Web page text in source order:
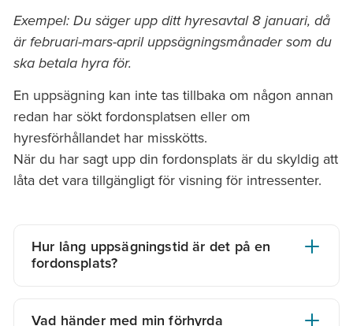
Exempel: Du säger upp ditt hyresavtal 8 januari, då
är februari-mars-april uppsägningsmånader som du
ska betala hyra för.
En uppsägning kan inte tas tillbaka om någon annan
redan har sökt fordonsplatsen eller om
hyresförhållandet har misskötts.
När du har sagt upp din fordonsplats är du skyldig att
låta det vara tillgängligt för visning för intressenter.
Hur lång uppsägningstid är det på en
fordonsplats?
månader. Vi ska ha fått din uppsägning senast
Vad händer med min förhyrda